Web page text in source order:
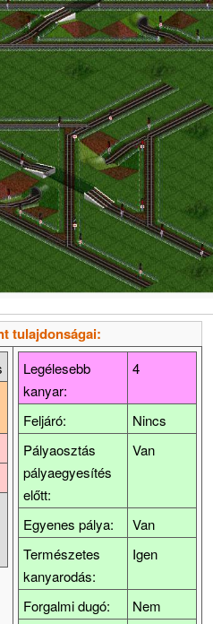
tulajdonságai:
Legélesebb
kanyar:
4
Feljáró:
Nincs
Pályaosztás
pályaegyesítés
előtt:
Van
Egyenes pálya:
Van
Természetes
kanyarodás:
Igen
Forgalmi dugó:
Nem